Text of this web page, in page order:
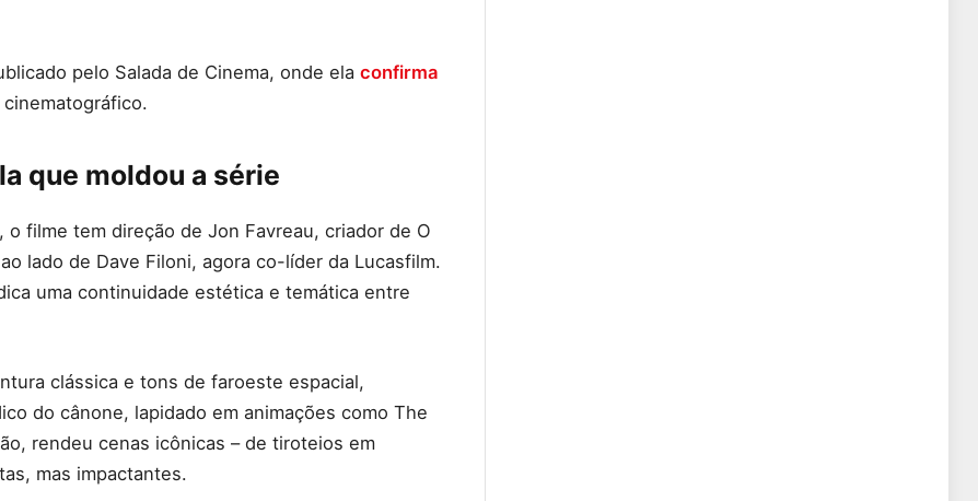
pelo Salada de Cinema, onde ela confirma
que moldou a série
filme tem direção de Jon Favreau, criador de O
lado de Dave Filoni, agora co-líder da Lucasfilm.
uma continuidade estética e temática entre
clássica e tons de faroeste espacial,
do cânone, lapidado em animações como The
rendeu cenas icônicas – de tiroteios em
mas impactantes.